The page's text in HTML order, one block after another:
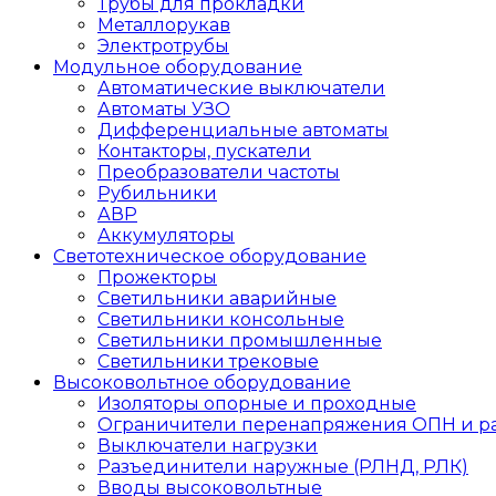
Металлорукав
Электротрубы
Модульное оборудование
Автоматические выключатели
Автоматы УЗО
Дифференциальные автоматы
Контакторы, пускатели
Преобразователи частоты
Рубильники
АВР
Аккумуляторы
Светотехническое оборудование
Прожекторы
Светильники аварийные
Светильники консольные
Светильники промышленные
Светильники трековые
Высоковольтное оборудование
Изоляторы опорные и проходные
Ограничители перенапряжения ОПН и
Выключатели нагрузки
Разъединители наружные (РЛНД, РЛК)
Вводы высоковольтные